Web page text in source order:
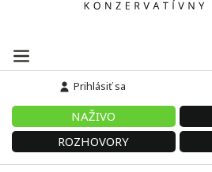
Prihlásiť sa
NAŽIVO
ROZHOVORY